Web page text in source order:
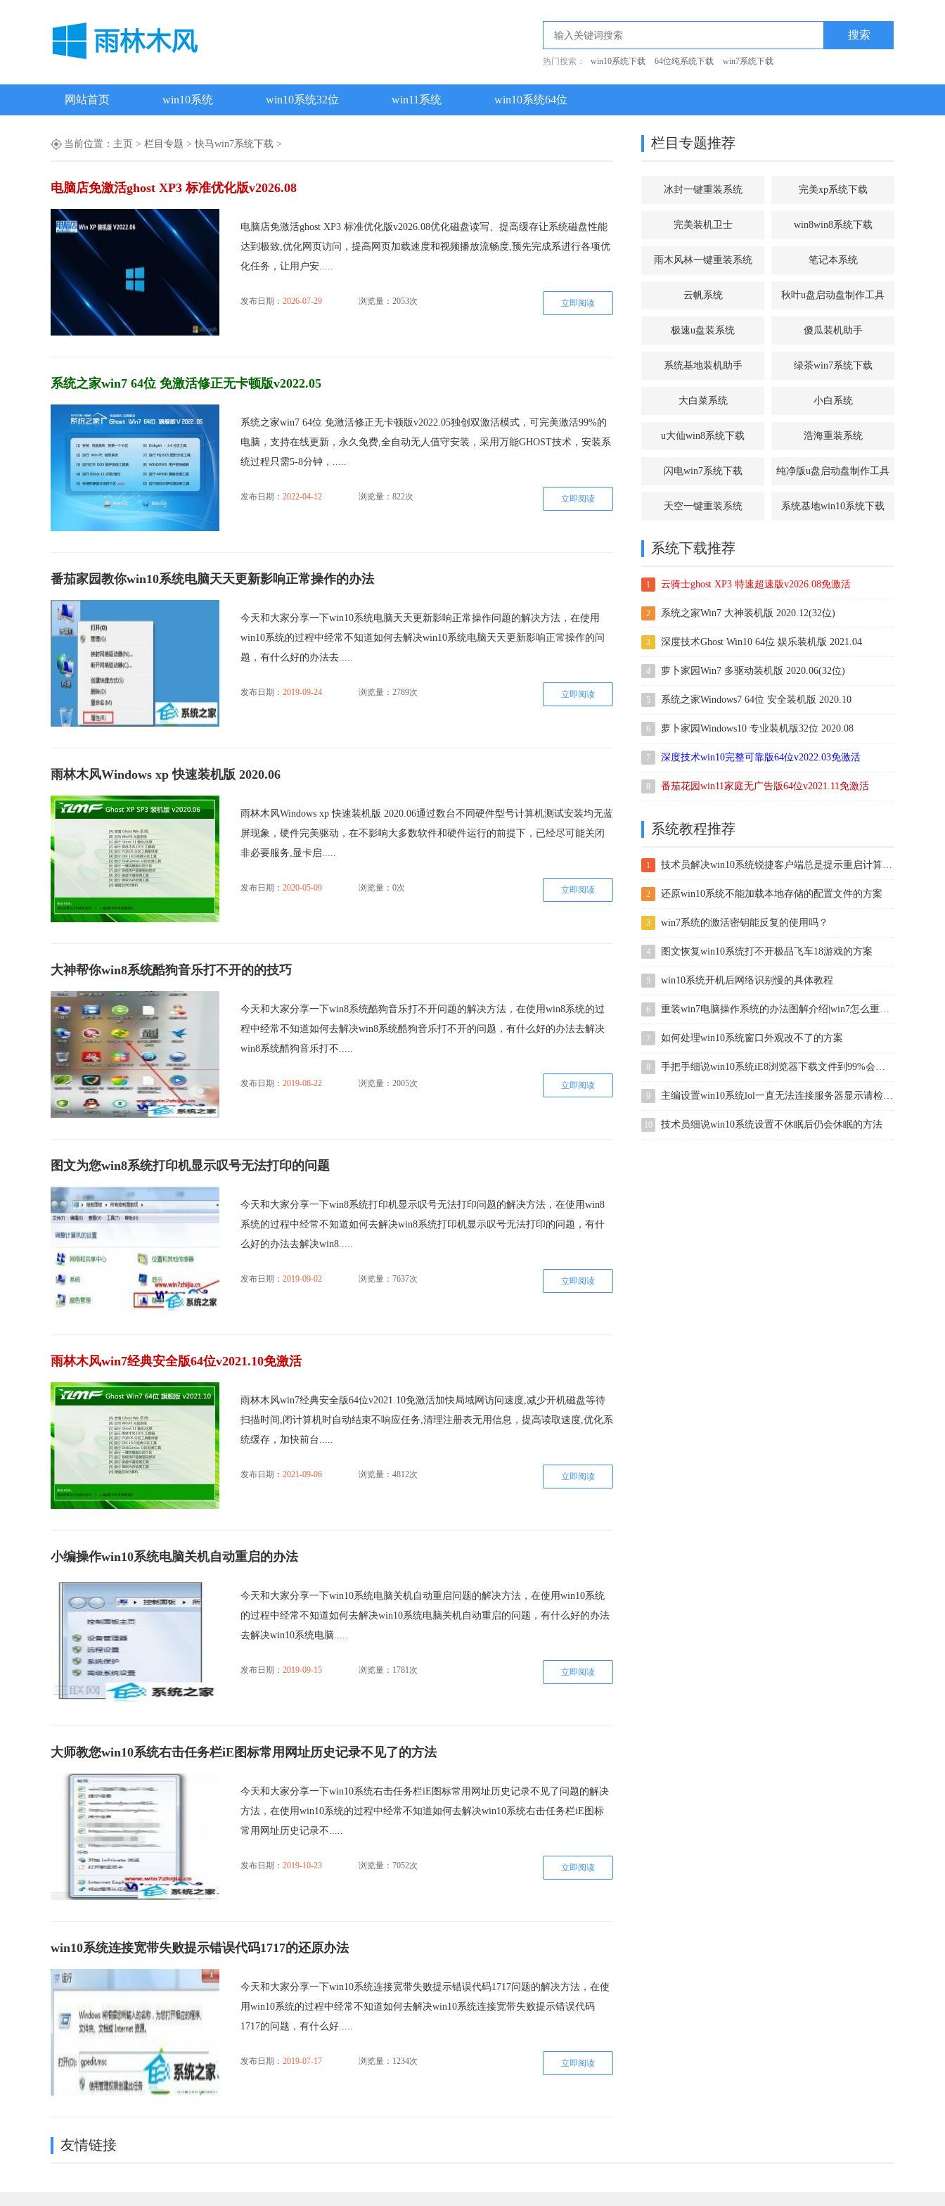
热门搜索： win10系统下载 64位纯系统下载 win7系统下载
网站首页 win10系统 win10系统32位 win11系统 win10系统64位
当前位置： 主页 > 栏目专题 >快马win7系统下载 >
电脑店免激活ghost XP3 标准优化版v2026.08
电脑店免激活ghost XP3 标准优化版v2026.08优化磁盘读写、提高缓存让系统磁盘性能
达到极致,优化网页访问，提高网页加载速度和视频播放流畅度,预先完成系进行各项优
化任务，让用户安.....
发布日期： 2026-07-29 浏览量：2053次 立即阅读
系统之家win7 64位 免激活修正无卡顿版v2022.05
系统之家win7 64位 免激活修正无卡顿版v2022.05独创双激活模式，可完美激活99%的
电脑，支持在线更新，永久免费,全自动无人值守安装，采用万能GHOST技术，安装系
统过程只需5-8分钟，.....
发布日期： 2022-04-12 浏览量：822次 立即阅读
番茄家园教你win10系统电脑天天更新影响正常操作的办法
今天和大家分享一下win10系统电脑天天更新影响正常操作问题的解决方法，在使用
win10系统的过程中经常不知道如何去解决win10系统电脑天天更新影响正常操作的问
题，有什么好的办法去.....
发布日期： 2019-09-24 浏览量：2789次 立即阅读
雨林木风Windows xp 快速装机版 2020.06
雨林木风Windows xp 快速装机版 2020.06通过数台不同硬件型号计算机测试安装均无蓝
屏现象，硬件完美驱动，在不影响大多数软件和硬件运行的前提下，已经尽可能关闭
非必要服务,显卡启.....
发布日期： 2020-05-09 浏览量：0次 立即阅读
大神帮你win8系统酷狗音乐打不开的的技巧
今天和大家分享一下win8系统酷狗音乐打不开问题的解决方法，在使用win8系统的过
程中经常不知道如何去解决win8系统酷狗音乐打不开的问题，有什么好的办法去解决
win8系统酷狗音乐打不.....
发布日期： 2019-08-22 浏览量：2005次 立即阅读
图文为您win8系统打印机显示叹号无法打印的问题
今天和大家分享一下win8系统打印机显示叹号无法打印问题的解决方法，在使用win8
系统的过程中经常不知道如何去解决win8系统打印机显示叹号无法打印的问题，有什
么好的办法去解决win8.....
发布日期： 2019-09-02 浏览量：7637次 立即阅读
雨林木风win7经典安全版64位v2021.10免激活
雨林木风win7经典安全版64位v2021.10免激活加快局域网访问速度,减少开机磁盘等待
扫描时间,闭计算机时自动结束不响应任务,清理注册表无用信息，提高读取速度,优化系
统缓存，加快前台.....
发布日期： 2021-09-06 浏览量：4812次 立即阅读
小编操作win10系统电脑关机自动重启的办法
今天和大家分享一下win10系统电脑关机自动重启问题的解决方法，在使用win10系统
的过程中经常不知道如何去解决win10系统电脑关机自动重启的问题，有什么好的办法
去解决win10系统电脑.....
发布日期： 2019-09-15 浏览量：1781次 立即阅读
大师教您win10系统右击任务栏iE图标常用网址历史记录不见了的方法
今天和大家分享一下win10系统右击任务栏iE图标常用网址历史记录不见了问题的解决
方法，在使用win10系统的过程中经常不知道如何去解决win10系统右击任务栏iE图标
常用网址历史记录不.....
发布日期： 2019-10-23 浏览量：7052次 立即阅读
win10系统连接宽带失败提示错误代码1717的还原办法
今天和大家分享一下win10系统连接宽带失败提示错误代码1717问题的解决方法，在使
用win10系统的过程中经常不知道如何去解决win10系统连接宽带失败提示错误代码
1717的问题，有什么好.....
发布日期： 2019-07-17 浏览量：1234次 立即阅读
栏目专题推荐
冰封一键重装系统 完美xp系统下载
完美装机卫士 win8win8系统下载
雨木风林一键重装系统 笔记本系统
云帆系统 秋叶u盘启动盘制作工具
极速u盘装系统 傻瓜装机助手
系统基地装机助手 绿茶win7系统下载
大白菜系统 小白系统
u大仙win8系统下载 浩海重装系统
闪电win7系统下载 纯净版u盘启动盘制作工具
天空一键重装系统 系统基地win10系统下载
系统下载推荐
1 云骑士ghost XP3 特速超速版v2026.08免激活
2 系统之家Win7 大神装机版 2020.12(32位)
3 深度技术Ghost Win10 64位 娱乐装机版 2021.04
4 萝卜家园Win7 多驱动装机版 2020.06(32位)
5 系统之家Windows7 64位 安全装机版 2020.10
6 萝卜家园Windows10 专业装机版32位 2020.08
7 深度技术win10完整可靠版64位v2022.03免激活
8 番茄花园win11家庭无广告版64位v2021.11免激活
系统教程推荐
1 技术员解决win10系统锐捷客户端总是提示重启计算机后才能使用的
2 还原win10系统不能加载本地存储的配置文件的方案
3 win7系统的激活密钥能反复的使用吗？
4 图文恢复win10系统打不开极品飞车18游戏的方案
5 win10系统开机后网络识别慢的具体教程
6 重装win7电脑操作系统的办法图解介绍|win7怎么重装的办法介绍
7 如何处理win10系统窗口外观改不了的方案
8 手把手细说win10系统iE8浏览器下载文件到99%会自动停止的办法
9 主编设置win10系统lol一直无法连接服务器显示请检查网络连接的方案
10 技术员细说win10系统设置不休眠后仍会休眠的方法
友情链接